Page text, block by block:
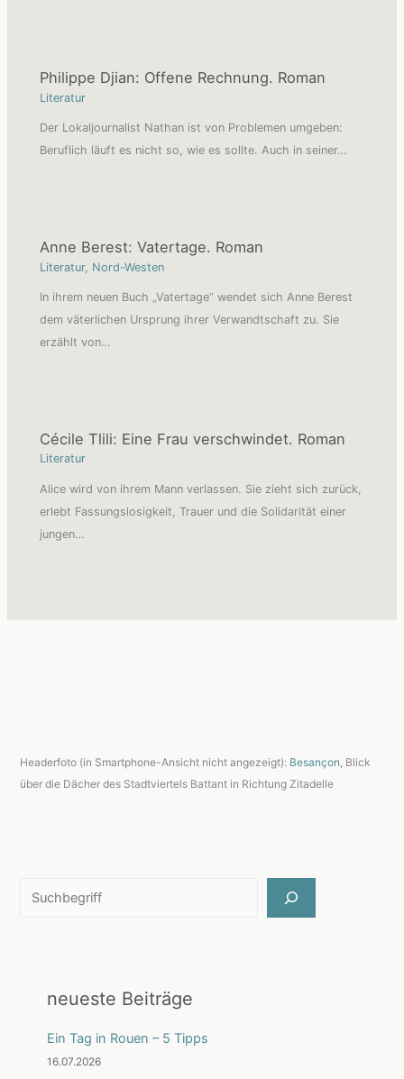
Philippe Djian: Offene Rechnung. Roman
Literatur
Der Lokaljournalist Nathan ist von Problemen umgeben:
Beruflich läuft es nicht so, wie es sollte. Auch in seiner…
Anne Berest: Vatertage. Roman
Literatur, Nord-Westen
In ihrem neuen Buch „Vatertage“ wendet sich Anne Berest
dem väterlichen Ursprung ihrer Verwandtschaft zu. Sie
erzählt von…
Cécile Tlili: Eine Frau verschwindet. Roman
Literatur
Alice wird von ihrem Mann verlassen. Sie zieht sich zurück,
erlebt Fassungslosigkeit, Trauer und die Solidarität einer
jungen…
Headerfoto (in Smartphone-Ansicht nicht angezeigt): Besançon , Blick
über die Dächer des Stadtviertels Battant in Richtung Zitadelle
Suchen
neueste Beiträge
Ein Tag in Rouen – 5 Tipps
16.07.2026